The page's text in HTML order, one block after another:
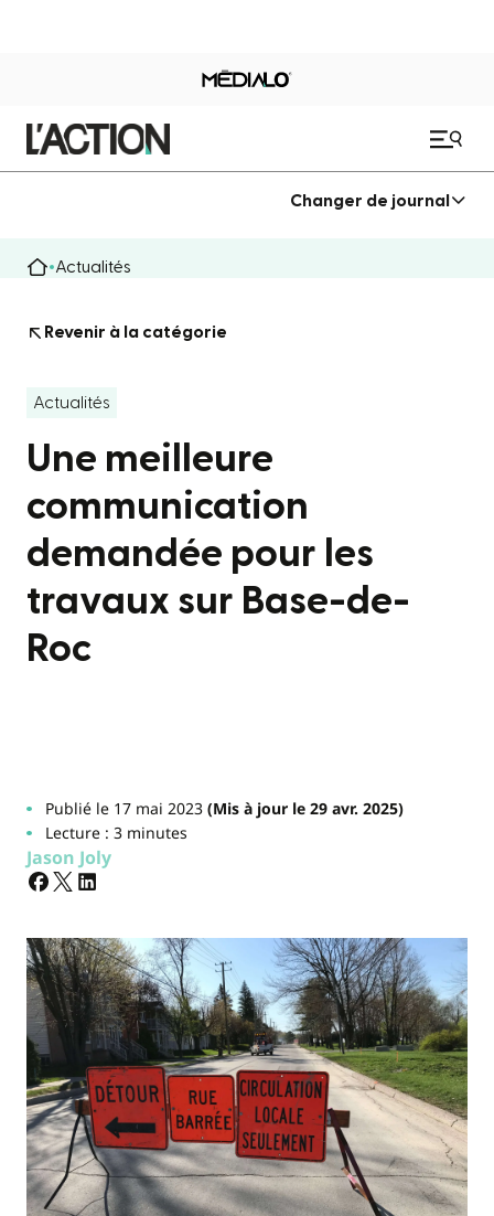
Changer de journal
Actualités
Revenir à la catégorie
Actualités
Une meilleure
communication
demandée pour les
travaux sur Base-de-
Roc
Publié le 17 mai 2023(Mis à jour le 29 avr. 2025)
Lecture : 3 minutes
Jason Joly